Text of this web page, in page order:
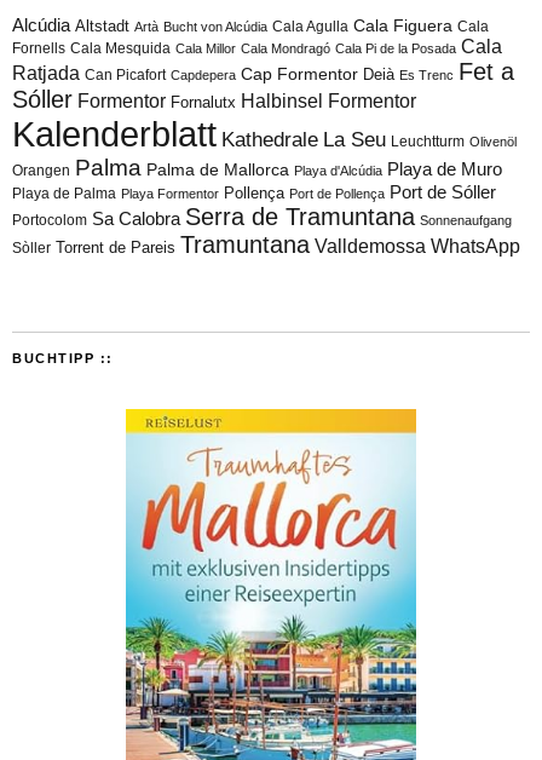
Alcúdia Altstadt Artà Bucht von Alcúdia Cala Agulla Cala Figuera Cala
Fornells Cala Mesquida Cala Millor Cala Mondragó Cala Pi de la Posada Cala
Ratjada Can Picafort Capdepera Cap Formentor Deià Es Trenc Fet a
Sóller Formentor Fornalutx Halbinsel Formentor
Kalenderblatt Kathedrale La Seu Leuchtturm Olivenöl
Orangen Palma Palma de Mallorca Playa d'Alcúdia Playa de Muro
Playa de Palma Playa Formentor Pollença Port de Pollença Port de Sóller
Portocolom Sa Calobra Serra de Tramuntana Sonnenaufgang
Sòller Torrent de Pareis Tramuntana Valldemossa WhatsApp
BUCHTIPP ::